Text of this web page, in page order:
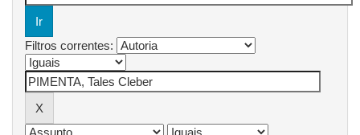
Filtros correntes: